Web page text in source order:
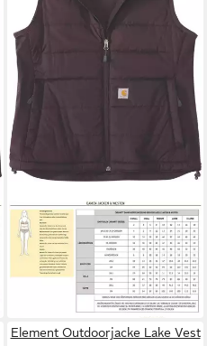
CARHARTT
Sweatweste Releaxed
Lightw. 105984
ab 57,39 € UVP84,29 €
Element Outdoorjacke Lake Vest